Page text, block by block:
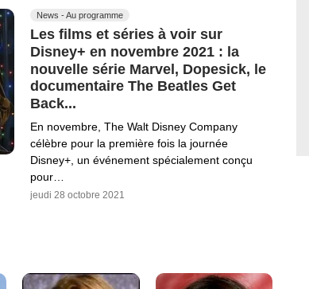
News - Au programme
Les films et séries à voir sur
Disney+ en novembre 2021 : la
nouvelle série Marvel, Dopesick, le
documentaire The Beatles Get
Back...
En novembre, The Walt Disney Company
célèbre pour la première fois la journée
Disney+, un événement spécialement conçu
pour…
jeudi 28 octobre 2021